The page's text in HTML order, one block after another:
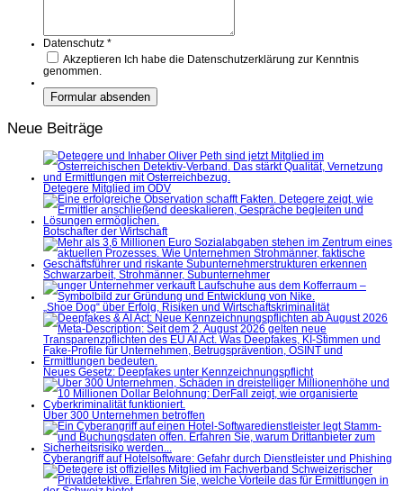
Datenschutz *
Akzeptieren Ich habe die Datenschutzerklärung zur Kenntnis
genommen.
Neue Beiträge
Detegere Mitglied im ÖDV
Botschafter der Wirtschaft
Schwarzarbeit, Strohmänner, Subunternehmer
„Shoe Dog“ über Erfolg, Risiken und Wirtschaftskriminalität
Neues Gesetz: Deepfakes unter Kennzeichnungspflicht
Über 300 Unternehmen betroffen
Cyberangriff auf Hotelsoftware: Gefahr durch Dienstleister und Phishing